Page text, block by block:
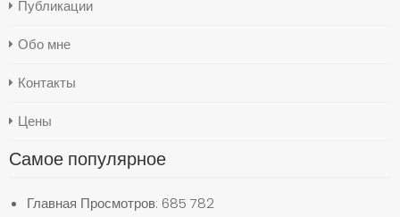
Публикации
Обо мне
Контакты
Цены
Самое популярное
Главная Просмотров: 685 782